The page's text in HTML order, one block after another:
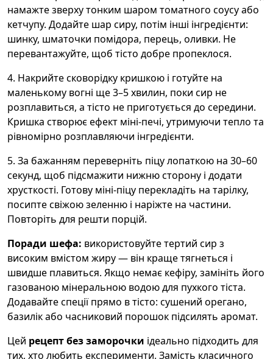
намажте зверху тонким шаром томатного соусу або
кетчупу. Додайте шар сиру, потім інші інгредієнти:
шинку, шматочки помідора, перець, оливки. Не
перевантажуйте, щоб тісто добре пропеклося.
4. Накрийте сковорідку кришкою і готуйте на
маленькому вогні ще 3–5 хвилин, поки сир не
розплавиться, а тісто не приготується до середини.
Кришка створює ефект міні-печі, утримуючи тепло та
рівномірно розплавляючи інгредієнти.
5. За бажанням переверніть піцу лопаткою на 30–60
секунд, щоб підсмажити нижню сторону і додати
хрусткості. Готову міні-піцу перекладіть на тарілку,
посипте свіжою зеленню і наріжте на частини.
Повторіть для решти порцій.
Поради шефа: використовуйте тертий сир з
високим вмістом жиру — він краще тягнеться і
швидше плавиться. Якщо немає кефіру, замініть його
газованою мінеральною водою для пухкого тіста.
Додавайте спеції прямо в тісто: сушений орегано,
базилік або часниковий порошок підсилять аромат.
Цей рецепт без заморочки ідеально підходить для
тих, хто любить експерименти. Замість класичного